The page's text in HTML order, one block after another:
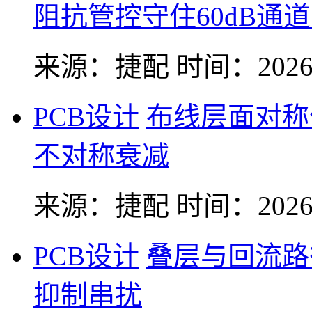
阻抗管控守住60dB通
来源：捷配 时间：
PCB设计 布线层面对
不对称衰减
来源：捷配 时间：
PCB设计 叠层与回流
抑制串扰